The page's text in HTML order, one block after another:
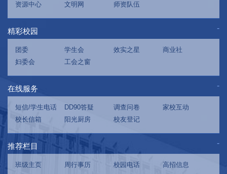
资源中心
文明网 师资队伍
精彩校园
团委 学生会 效实之星
商业社
妇委会
工会之窗
在线服务
短信/学生电话 DD90答疑 调查问卷
家校互动
校长信箱
阳光厨房 校友登记
推荐栏目
班级主页 周行事历 校园电话 高招信息